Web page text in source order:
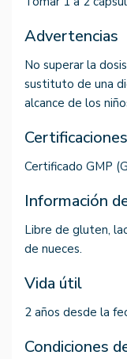
Advertencias
No superar la
sustituto de una
alcance de los
Certificaciones
Certificado GMP
Información
Libre de gluten,
de nueces.
Vida útil
2 años desde la
Condiciones